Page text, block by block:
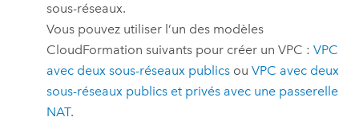
sous-réseaux.
Vous pouvez utiliser l’un des modèles
CloudFormation suivants pour créer unVPC :VPC
avec deux sous-réseaux publics ouVPC avec deux
sous-réseaux publics et privés avec une passerelle
NAT.